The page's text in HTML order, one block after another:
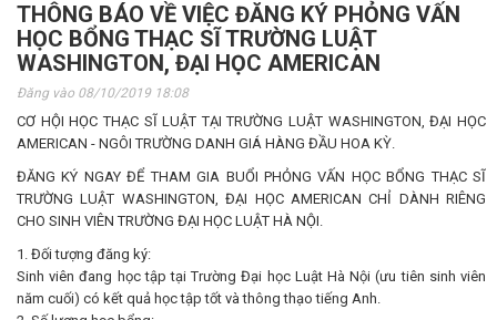
THÔNG BÁO VỀ VIỆC ĐĂNG KÝ PHỎNG VẤN
HỌC BỔNG THẠC SĨ TRƯỜNG LUẬT
WASHINGTON, ĐẠI HỌC AMERICAN
Đăng vào 08/10/2019 18:08
CƠ HỘI HỌC THẠC SĨ LUẬT TẠI TRƯỜNG LUẬT WASHINGTON, ĐẠI HỌC
AMERICAN - NGÔI TRƯỜNG DANH GIÁ HÀNG ĐẦU HOA KỲ.
ĐĂNG KÝ NGAY ĐỂ THAM GIA BUỔI PHỎNG VẤN HỌC BỔNG THẠC SĨ
TRƯỜNG LUẬT WASHINGTON, ĐẠI HỌC AMERICAN CHỈ DÀNH RIÊNG
CHO SINH VIÊN TRƯỜNG ĐẠI HỌC LUẬT HÀ NỘI.
1. Đối tượng đăng ký:
Sinh viên đang học tập tại Trường Đại học Luật Hà Nội (ưu tiên sinh viên
năm cuối) có kết quả học tập tốt và thông thạo tiếng Anh.